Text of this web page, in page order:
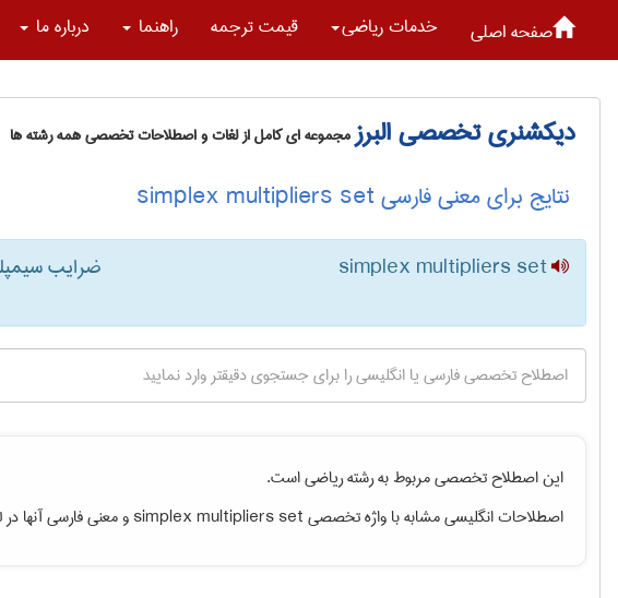
صفحه اصلی خدمات رياضی قیمت ترجمه راهنما درباره ما
دیکشنری تخصصی البرزمجموعه ای کامل از لغات و اصطلاحات تخصصی همه رشته ها
نتایج برای معنی فارسی simplex multipliers set
simplex multipliers set ضرایب
این اصطلاح تخصصی مربوط به رشتهرياضیاست.
اصطلاحات انگلیسی مشابه با واژه تخصصیsimplex multipliers setو معنی فارسی آنها